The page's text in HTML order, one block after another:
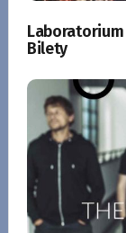
Laboratorium
Bilety